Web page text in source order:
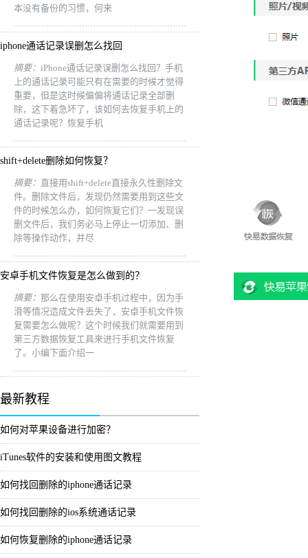
本没有备份的习惯，何来
iphone通话记录误删怎么找回
摘要： iPhone通话记录误删怎么找回？手机
上的通话记录可能只有在需要的时候才觉得
重要，但是这时候偏偏将通话记录全部删
除，这下着急坏了，该如何去恢复手机上的
通话记录呢？恢复手机
shift+delete删除如何恢复？
摘要： 直接用shift+delete直接永久性删除文
件。删除文件后，发现仍然需要用到这些文
件的时候怎么办，如何恢复它们？一发现误
删文件后，我们务必马上停止一切添加、删
除等操作动作，并尽
安卓手机文件恢复是怎么做到的？
摘要： 那么在使用安卓手机过程中，因为手
滑等情况造成文件丢失了，安卓手机文件恢
复需要怎么做呢？这个时候我们就需要用到
第三方数据恢复工具来进行手机文件恢复
了。小编下面介绍一
最新教程
如何对苹果设备进行加密？
iTunes软件的安装和使用图文教程
如何找回删除的iphone通话记录
如何找回删除的ios系统通话记录
如何恢复删除的iphone通话记录